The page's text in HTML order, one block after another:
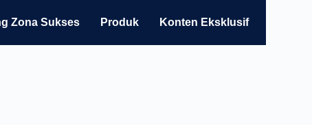
Zona Sukses Produk Konten Eksklusif